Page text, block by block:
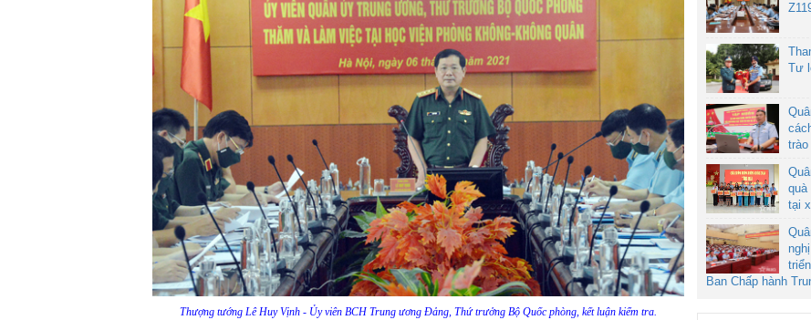
Thượng tướng Lê Huy Vịnh - Ủy viên BCH Trung ương Đảng, Thứ trưởng Bộ Quốc phòng, kết luận kiểm tra.
Tư
trào
tại
Ban Chấp hành